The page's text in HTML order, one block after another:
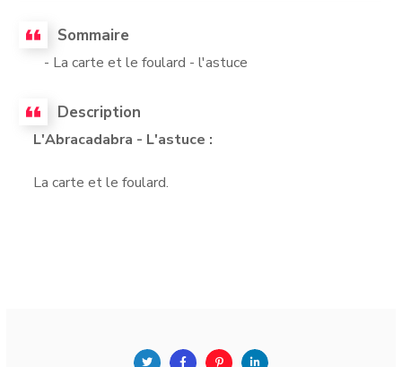
Sommaire
- La carte et le foulard - l'astuce
Description
L'Abracadabra - L'astuce :
La carte et le foulard.